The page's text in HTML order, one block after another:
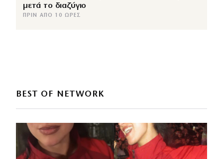
μετά το διαζύγιο
ΠΡΙΝ ΑΠΌ 10 ΏΡΕΣ
BEST OF NETWORK